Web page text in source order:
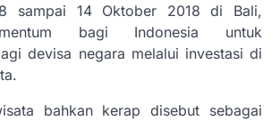
sampai 14 Oktober 2018 di Bali,
bagi Indonesia untuk
devisa negara melalui investasi di
bahkan kerap disebut sebagai